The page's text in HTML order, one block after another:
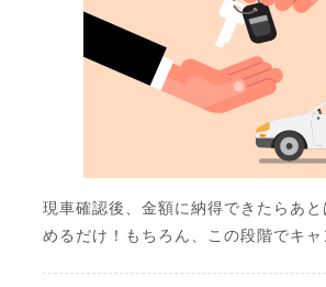
現車確認後、金額に納得できたらあ
めるだけ！もちろん、この段階でキャ